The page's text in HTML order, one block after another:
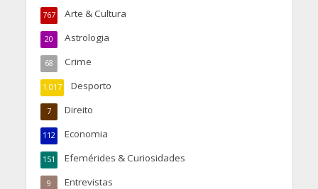
Arte & Cultura
767
Astrologia
20
Crime
68
Desporto
1.017
Direito
7
Economia
112
Efemérides & Curiosidades
151
Entrevistas
9